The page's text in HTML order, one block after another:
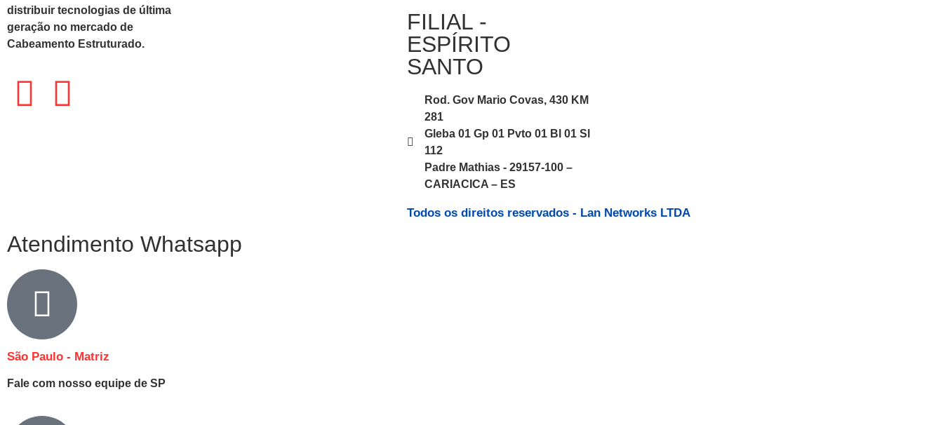
distribuir tecnologias de última
geração no mercado de
Cabeamento Estruturado.
FILIAL -
ESPÍRITO
SANTO
Rod. Gov Mario Covas, 430 KM
281
Gleba 01 Gp 01 Pvto 01 Bl 01 Sl
112
Padre Mathias - 29157-100 –
CARIACICA – ES
Todos os direitos reservados - Lan Networks LTDA
Atendimento Whatsapp
São Paulo - Matriz
Fale com nosso equipe de SP